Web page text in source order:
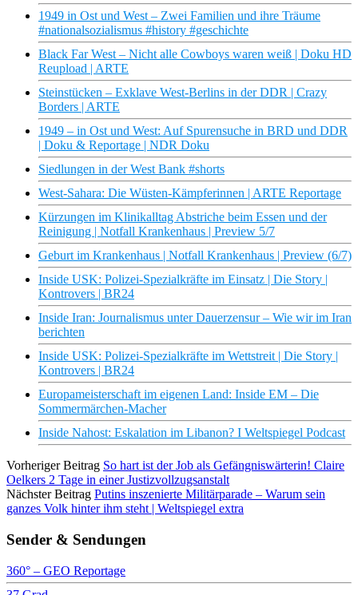
1949 in Ost und West – Zwei Familien und ihre Träume
#nationalsozialismus #history #geschichte
Black Far West – Nicht alle Cowboys waren weiß | Doku HD
Reupload | ARTE
Steinstücken – Exklave West-Berlins in der DDR | Crazy
Borders | ARTE
1949 – in Ost und West: Auf Spurensuche in BRD und DDR
| Doku & Reportage | NDR Doku
Siedlungen in der West Bank #shorts
West-Sahara: Die Wüsten-Kämpferinnen | ARTE Reportage
Kürzungen im Klinikalltag Abstriche beim Essen und der
Reinigung | Notfall Krankenhaus | Preview 5/7
Geburt im Krankenhaus | Notfall Krankenhaus | Preview (6/7)
Inside USK: Polizei-Spezialkräfte im Einsatz | Die Story |
Kontrovers | BR24
Inside Iran: Journalismus unter Dauerzensur – Wie wir im Iran
berichten
Inside USK: Polizei-Spezialkräfte im Wettstreit | Die Story |
Kontrovers | BR24
Europameisterschaft im eigenen Land: Inside EM – Die
Sommermärchen-Macher
Inside Nahost: Eskalation im Libanon? I Weltspiegel Podcast
Vorheriger Beitrag So hart ist der Job als Gefängniswärterin! Claire
Oelkers 2 Tage in einer Justizvollzugsanstalt
Nächster Beitrag Putins inszenierte Militärparade – Warum sein
ganzes Volk hinter ihm steht | Weltspiegel extra
Sender & Sendungen
360° – GEO Reportage